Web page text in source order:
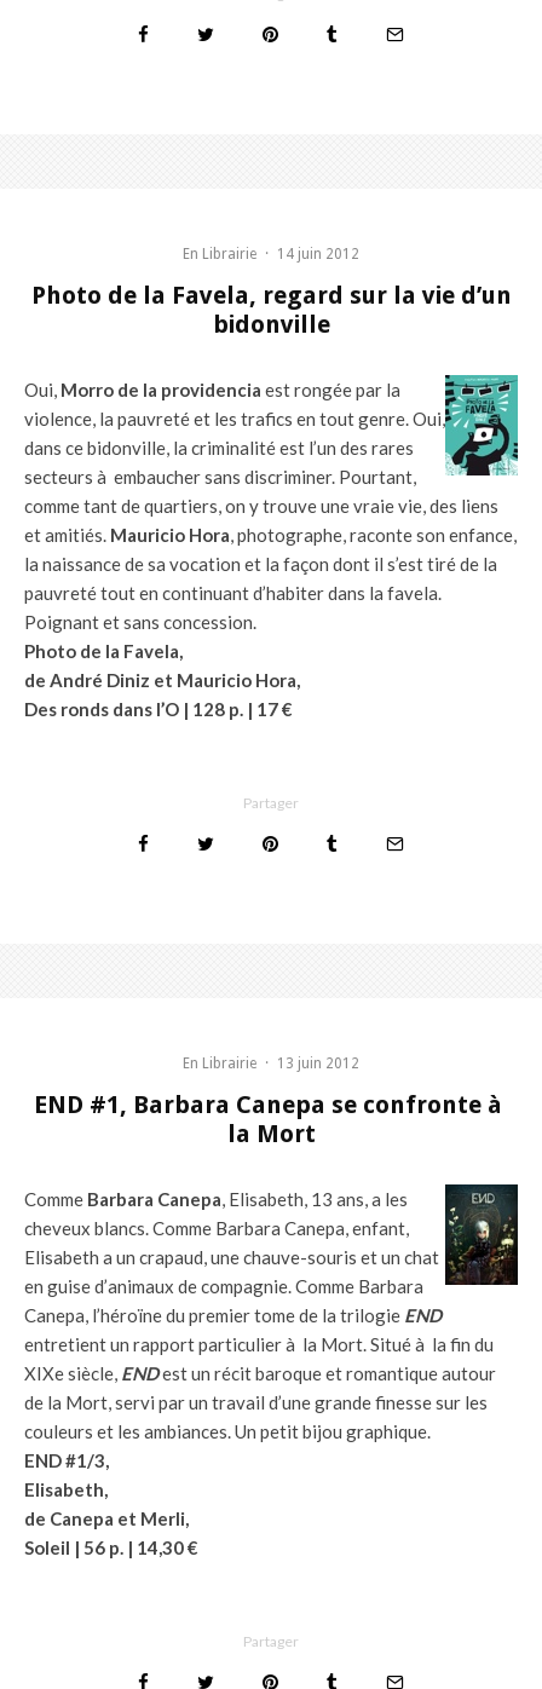
En Librairie · 14 juin 2012
Photo de la Favela, regard sur la vie d’un
bidonville
Oui, Morro de la providencia est rongée par la
violence, la pauvreté et les trafics en tout genre. Oui,
dans ce bidonville, la criminalité est l’un des rares
secteurs à embaucher sans discriminer. Pourtant,
comme tant de quartiers, on y trouve une vraie vie, des liens
et amitiés. Mauricio Hora, photographe, raconte son enfance,
la naissance de sa vocation et la façon dont il s’est tiré de la
pauvreté tout en continuant d’habiter dans la favela.
Poignant et sans concession.
Photo de la Favela,
de André Diniz et Mauricio Hora,
Des ronds dans l’O | 128 p. | 17 €
Partager
En Librairie · 13 juin 2012
END #1, Barbara Canepa se confronte à
la Mort
Comme Barbara Canepa, Elisabeth, 13 ans, a les
cheveux blancs. Comme Barbara Canepa, enfant,
Elisabeth a un crapaud, une chauve-souris et un chat
en guise d’animaux de compagnie. Comme Barbara
Canepa, l’héroïne du premier tome de la trilogie END
entretient un rapport particulier à la Mort. Situé à la fin du
XIXe siècle, ENDest un récit baroque et romantique autour
de la Mort, servi par un travail d’une grande finesse sur les
couleurs et les ambiances. Un petit bijou graphique.
END #1/3,
Elisabeth,
de Canepa et Merli,
Soleil | 56 p. | 14,30 €
Partager